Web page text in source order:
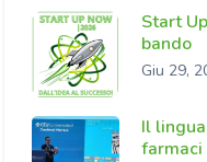
Start
bando
Giu 29,
Il
farmaci